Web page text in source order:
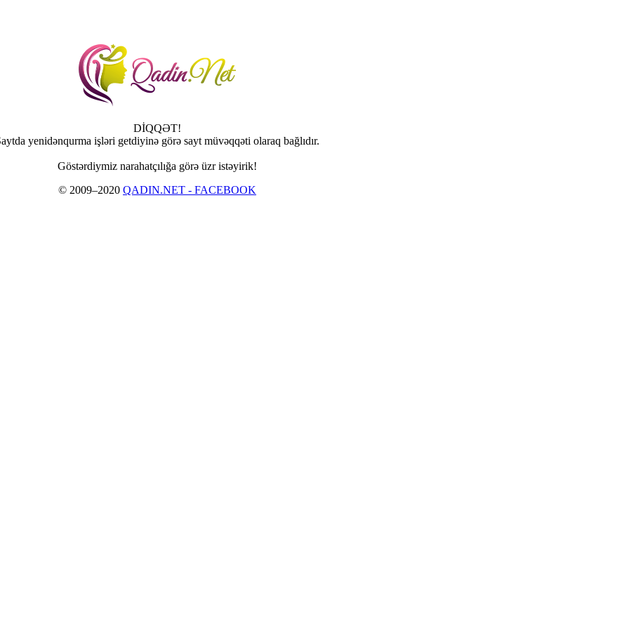
DİQQƏT!
yenidənqurma işləri getdiyinə görə sayt müvəqqəti olaraq bağlıdır.
Göstərdiymiz narahatçılığa görə üzr istəyirik!
© 2009–2020 QADIN.NET - FACEBOOK